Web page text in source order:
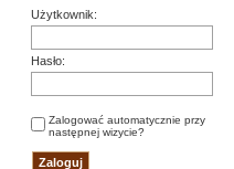
Użytkownik:
Hasło:
Zalogować automatycznie przy
następnej wizycie?